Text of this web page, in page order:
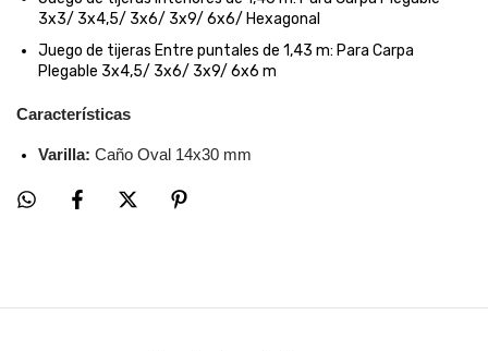
3x3/ 3x4,5/ 3x6/ 3x9/ 6x6/ Hexagonal
Juego de tijeras Entre puntales de 1,43 m: Para Carpa
Plegable 3x4,5/ 3x6/ 3x9/ 6x6 m
Características
Varilla: Caño Oval 14x30 mm